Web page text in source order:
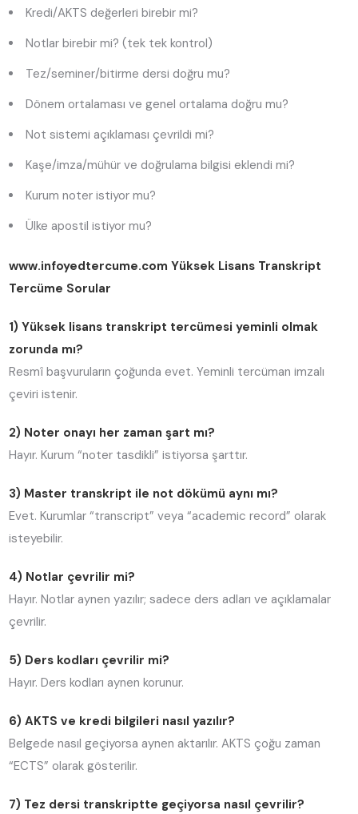
Kredi/AKTS değerleri birebir mi?
Notlar birebir mi? (tek tek kontrol)
Tez/seminer/bitirme dersi doğru mu?
Dönem ortalaması ve genel ortalama doğru mu?
Not sistemi açıklaması çevrildi mi?
Kaşe/imza/mühür ve doğrulama bilgisi eklendi mi?
Kurum noter istiyor mu?
Ülke apostil istiyor mu?
www.infoyedtercume.com Yüksek Lisans Transkript
Tercüme Sorular
1) Yüksek lisans transkript tercümesi yeminli olmak
zorunda mı?
Resmî başvuruların çoğunda evet. Yeminli tercüman imzalı
çeviri istenir.
2) Noter onayı her zaman şart mı?
Hayır. Kurum “noter tasdikli” istiyorsa şarttır.
3) Master transkript ile not dökümü aynı mı?
Evet. Kurumlar “transcript” veya “academic record” olarak
isteyebilir.
4) Notlar çevrilir mi?
Hayır. Notlar aynen yazılır; sadece ders adları ve açıklamalar
çevrilir.
5) Ders kodları çevrilir mi?
Hayır. Ders kodları aynen korunur.
6) AKTS ve kredi bilgileri nasıl yazılır?
Belgede nasıl geçiyorsa aynen aktarılır. AKTS çoğu zaman
“ECTS” olarak gösterilir.
7) Tez dersi transkriptte geçiyorsa nasıl çevrilir?